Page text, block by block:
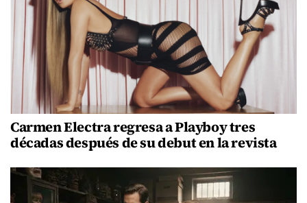
Carmen Electra regresa a Playboy tres
décadas después de su debut en la revista